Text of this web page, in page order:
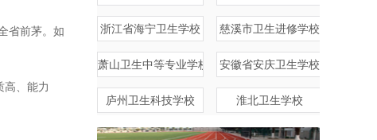
省前茅。如
高、能力
浙江省海宁卫生学校 慈溪市卫生进修学校
萧山卫生中等专业学校 安徽省安庆卫生学校
庐州卫生科技学校 淮北卫生学校